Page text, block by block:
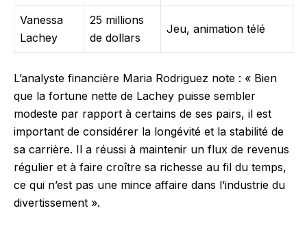
Vanessa
Lachey
25 millions
de dollars
Jeu, animation télé
L’analyste financière Maria Rodriguez note : « Bien
que la fortune nette de Lachey puisse sembler
modeste par rapport à certains de ses pairs, il est
important de considérer la longévité et la stabilité de
sa carrière. Il a réussi à maintenir un flux de revenus
régulier et à faire croître sa richesse au fil du temps,
ce qui n’est pas une mince affaire dans l’industrie du
divertissement ».